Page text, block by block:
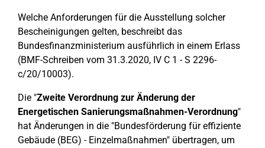
Welche Anforderungen für die Ausstellung solcher
Bescheinigungen gelten, beschreibt das
Bundesfinanzministerium ausführlich in einem Erlass
(BMF-Schreiben vom 31.3.2020, IV C 1 - S 2296-
c/20/10003).
Die "Zweite Verordnung zur Änderung der
Energetischen Sanierungsmaßnahmen-Verordnung"
hat Änderungen in die "Bundesförderung für effiziente
Gebäude (BEG) - Einzelmaßnahmen" übertragen, um